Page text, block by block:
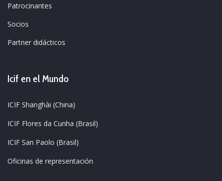
Patrocinantes
Socios
Partner didácticos
Icif en el Mundo
ICIF Shanghài (China)
ICIF Flores da Cunha (Brasil)
ICIF San Paolo (Brasil)
Oficinas de representación